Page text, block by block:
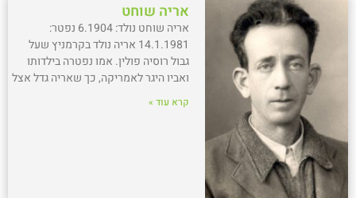
אריה שוחט
אריה שוחט נולד: 6.1904 נפטר:
14.1.1981 אריה נולד בקרמניץ שעל
גבול רוסיה פולין. אמו נפטרה בילדותו
ואביו היגר לאמריקה, כך שאריה גדל אצל
קרא עוד »